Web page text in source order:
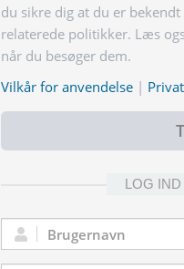
du sikre dig at du er
relaterede politikker. Læs
når du besøger dem.
Vilkår for anvendelse |
LOG
Brugernavn: